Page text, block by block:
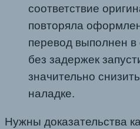
соответствие
повторяла
перевод выполнен в
без задержек
значительно
наладке.
Нужны доказательства